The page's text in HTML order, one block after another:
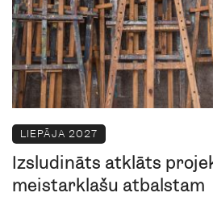
LIEPĀJA 2027
Izsludināts atklāts
meistarklašu atbalstam